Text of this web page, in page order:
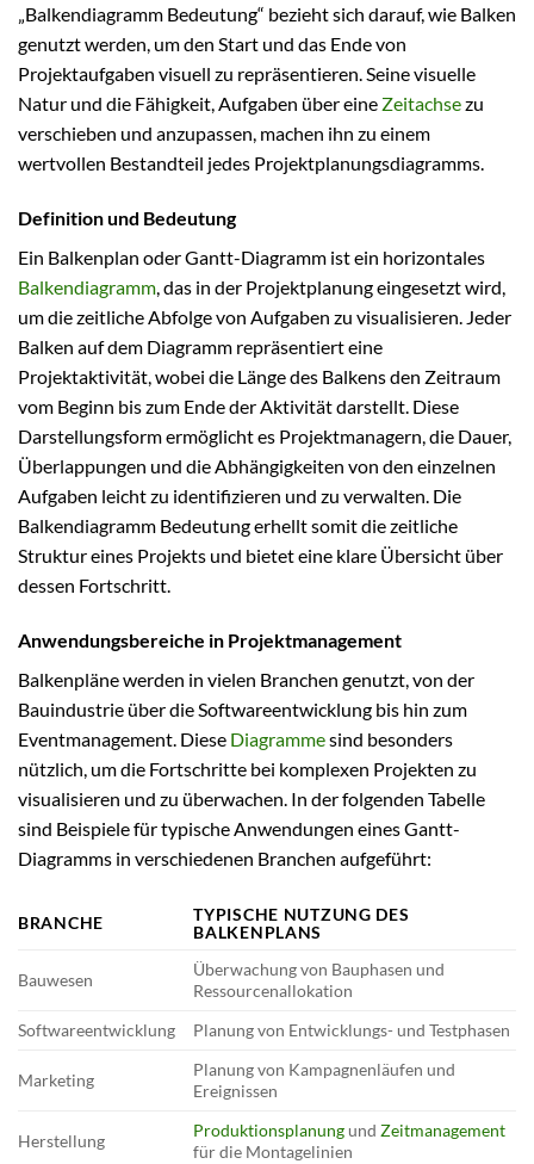
„Balkendiagramm Bedeutung“ bezieht sich darauf, wie Balken
genutzt werden, um den Start und das Ende von
Projektaufgaben visuell zu repräsentieren. Seine visuelle
Natur und die Fähigkeit, Aufgaben über eine Zeitachsezu
verschieben und anzupassen, machen ihn zu einem
wertvollen Bestandteil jedes Projektplanungsdiagramms.
Definition und Bedeutung
Ein Balkenplan oder Gantt-Diagramm ist ein horizontales
Balkendiagramm, das in der Projektplanung eingesetzt wird,
um die zeitliche Abfolge von Aufgaben zu visualisieren. Jeder
Balken auf dem Diagramm repräsentiert eine
Projektaktivität, wobei die Länge des Balkens den Zeitraum
vom Beginn bis zum Ende der Aktivität darstellt. Diese
Darstellungsform ermöglicht es Projektmanagern, die Dauer,
Überlappungen und die Abhängigkeiten von den einzelnen
Aufgaben leicht zu identifizieren und zu verwalten. Die
Balkendiagramm Bedeutung erhellt somit die zeitliche
Struktur eines Projekts und bietet eine klare Übersicht über
dessen Fortschritt.
Anwendungsbereiche in Projektmanagement
Balkenpläne werden in vielen Branchen genutzt, von der
Bauindustrie über die Softwareentwicklung bis hin zum
Eventmanagement. Diese Diagrammesind besonders
nützlich, um die Fortschritte bei komplexen Projekten zu
visualisieren und zu überwachen. In der folgenden Tabelle
sind Beispiele für typische Anwendungen eines Gantt-
Diagramms in verschiedenen Branchen aufgeführt:
BRANCHE
TYPISCHE NUTZUNG DES
BALKENPLANS
Bauwesen
Überwachung von Bauphasen und
Ressourcenallokation
Softwareentwicklung
Planung von Entwicklungs- und Testphasen
Marketing
Planung von Kampagnenläufen und
Ereignissen
Herstellung
Produktionsplanung undZeitmanagement
für die Montagelinien